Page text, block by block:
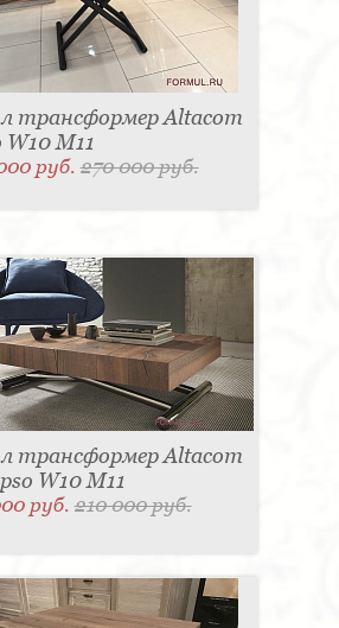
трансформер Altacom
W10 M11
руб.270 000 руб.
трансформер Altacom
W10 M11
руб.210 000 руб.